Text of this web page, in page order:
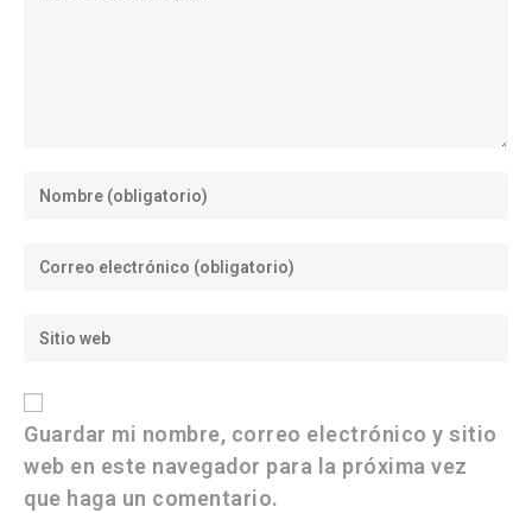
Guardar mi nombre, correo electrónico y sitio
web en este navegador para la próxima vez
que haga un comentario.